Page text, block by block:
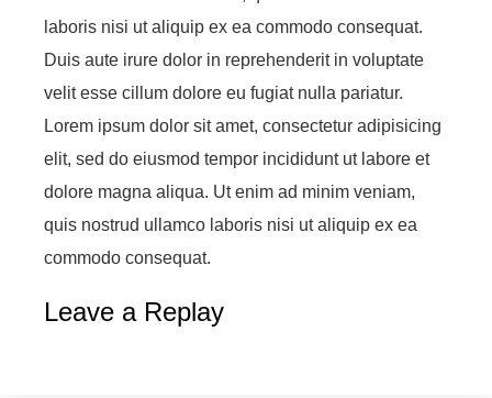
laboris nisi ut aliquip ex ea commodo consequat.
Duis aute irure dolor in reprehenderit in voluptate
velit esse cillum dolore eu fugiat nulla pariatur.
Lorem ipsum dolor sit amet, consectetur adipisicing
elit, sed do eiusmod tempor incididunt ut labore et
dolore magna aliqua. Ut enim ad minim veniam,
quis nostrud ullamco laboris nisi ut aliquip ex ea
commodo consequat.
Leave a Replay